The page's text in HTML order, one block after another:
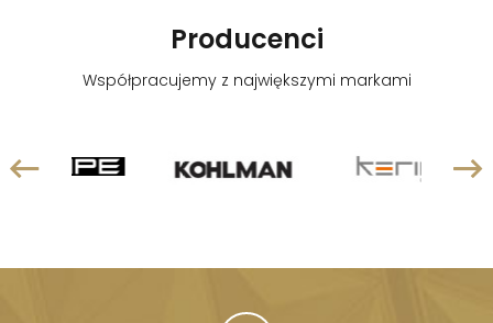
Producenci
Współpracujemy z największymi markami